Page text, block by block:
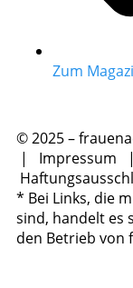
Zum
© 2025 –
| Impressum
* Bei Links, die
sind, handelt es
den Betrieb von